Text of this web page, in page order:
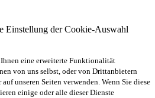
Einstellung der Cookie-Auswahl
eine erweiterte Funktionalität
von uns selbst, oder von Drittanbietern
unseren Seiten verwenden. Wenn Sie diese
einige oder alle dieser Dienste